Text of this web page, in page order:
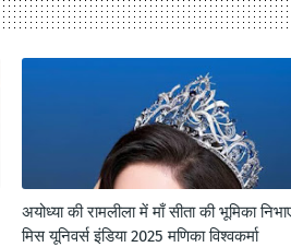
अयोध्या की रामलीला में माँ सीता की भूमिका
मिस यूनिवर्स इंडिया 2025 मणिका विश्वकर्मा